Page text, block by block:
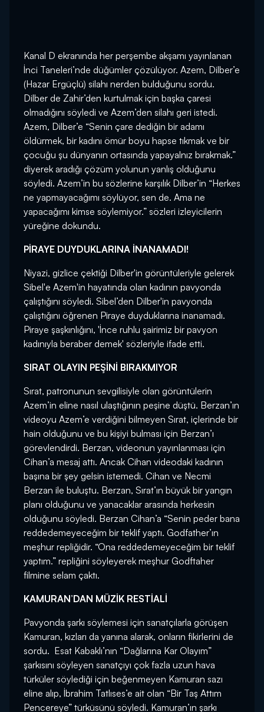
Kanal D ekranında her perşembe akşamı yayınlanan
İnci Taneleri’nde düğümler çözülüyor. Azem, Dilber’e
(Hazar Ergüçlü) silahı nerden bulduğunu sordu.
Dilber de Zahir’den kurtulmak için başka çaresi
olmadığını söyledi ve Azem’den silahı geri istedi.
Azem, Dilber’e “Senin çare dediğin bir adamı
öldürmek, bir kadını ömür boyu hapse tıkmak ve bir
çocuğu şu dünyanın ortasında yapayalnız bırakmak.”
diyerek aradığı çözüm yolunun yanlış olduğunu
söyledi. Azem’in bu sözlerine karşılık Dilber’in “Herkes
ne yapmayacağımı söylüyor, sen de. Ama ne
yapacağımı kimse söylemiyor.” sözleri izleyicilerin
yüreğine dokundu.
PİRAYE DUYDUKLARINA İNANAMADI!
Niyazi, gizlice çektiği Dilber'in görüntüleriyle gelerek
Sibel'e Azem'in hayatında olan kadının pavyonda
çalıştığını söyledi. Sibel’den Dilber'in pavyonda
çalıştığını öğrenen Piraye duyduklarına inanamadı.
Piraye şaşkınlığını, 'İnce ruhlu şairimiz bir pavyon
kadınıyla beraber demek' sözleriyle ifade etti.
SIRAT OLAYIN PEŞİNİ BIRAKMIYOR
Sırat, patronunun sevgilisiyle olan görüntülerin
Azem’in eline nasıl ulaştığının peşine düştü. Berzan’ın
videoyu Azem’e verdiğini bilmeyen Sırat, içlerinde bir
hain olduğunu ve bu kişiyi bulması için Berzan’ı
görevlendirdi. Berzan, videonun yayınlanması için
Cihan’a mesaj attı. Ancak Cihan videodaki kadının
başına bir şey gelsin istemedi. Cihan ve Necmi
Berzan ile buluştu. Berzan, Sırat’ın büyük bir yangın
planı olduğunu ve yanacaklar arasında herkesin
olduğunu söyledi. Berzan Cihan’a “Senin peder bana
reddedemeyeceğim bir teklif yaptı. Godfather’ın
meşhur repliğidir. “Ona reddedemeyeceğim bir teklif
yaptım.” repliğini söyleyerek meşhur Godftaher
filmine selam çaktı.
KAMURAN’DAN MÜZİK RESTİALİ
Pavyonda şarkı söylemesi için sanatçılarla görüşen
Kamuran, kızları da yanına alarak, onların fikirlerini de
sordu. Esat Kabaklı’nın “Dağlarına Kar Olayım”
şarkısını söyleyen sanatçıyı çok fazla uzun hava
türküler söylediği için beğenmeyen Kamuran sazı
eline alıp, İbrahim Tatlıses’e ait olan “Bir Taş Attım
Pencereye” türküsünü söyledi. Kamuran’ın şarkı